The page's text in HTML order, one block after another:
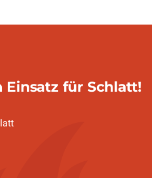
Einsatz für Schlatt!